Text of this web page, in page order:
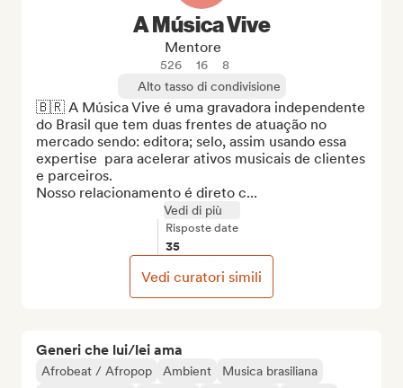
Generi che lui/lei ama
Afrobeat / Afropop Ambient
Musica brasiliana
A Música Vive
Mentore
526 16
8
Alto tasso di condivisione
🇧🇷 A Música Vive é uma gravadora independente
do Brasil que tem duas frentes de atuação no
mercado sendo: editora; selo, assim usando essa
expertise  para acelerar ativos musicais de clientes
e parceiros.
Nosso relacionamento é direto c...
Vedi di più
Risposte date
35
Vedi curatori simili